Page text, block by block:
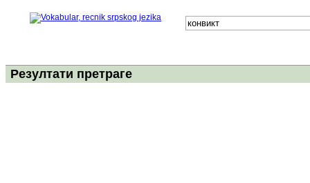
Резултати претраге